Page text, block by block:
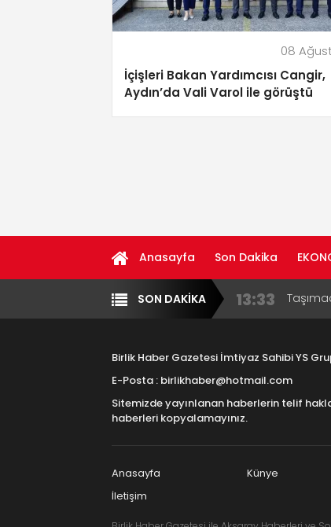
08
İçişleri Bakan Yardımcısı Cangir,
Aydın’da Vali Varol ile görüştü
Anasayfa Son Dakika
Yazarlar Diğer
SON DAKİKA 13:33
16:00
8:23
Birlik Haber Gazetesi İmtiyaz Sahibi YS
E-Posta : birlikhaber@hotmail.com
Sitemizde yayınlanan haberlerin telif
haberleri kopyalamayınız.
Anasayfa Künye
İletişim